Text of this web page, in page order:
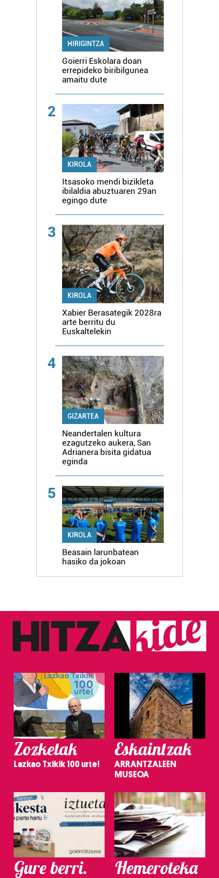
HIRIGINTZA
Goierri Eskolara doan
errepideko biribilgunea
amaitu dute
2
KIROLA
Itsasoko mendi bizikleta
ibilaldia abuztuaren 29an
egingo dute
3
KIROLA
Xabier Berasategik 2028ra
arte berritu du
Euskaltelekin
4
GIZARTEA
Neandertalen kultura
ezagutzeko aukera, San
Adrianera bisita gidatua
eginda
5
KIROLA
Beasain larunbatean
hasiko da jokoan
Zozketak
Lazkao Txikik 100 urte!
Eskaintzak
ARRANTZALEEN
MUSEOA
Gure berri. Hemeroteka